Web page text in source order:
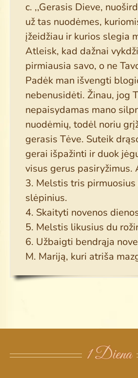
c. ,,Gerasis Dieve,
už tas nuodėmes,
įžeidžiau ir kurios slegia
Atleisk, kad dažnai
pirmiausia savo, o ne
Padėk man išvengti
nebenusidėti. Žinau, jog
nepaisydamas mano
nuodėmių, todėl noriu
gerasis Tėve. Suteik
gerai išpažinti ir duok
visus gerus pasiryžimus.
3. Melstis tris pirmuosius
slėpinius.
4. Skaityti novenos
5. Melstis likusius du
6. Užbaigti bendrąja
M. Mariją, kuri atriša
1 Diena